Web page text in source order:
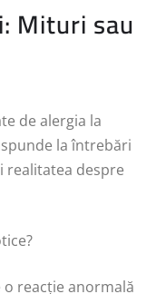
Mituri sau
de alergia la
la întrebări
realitatea despre
o reacție anormală